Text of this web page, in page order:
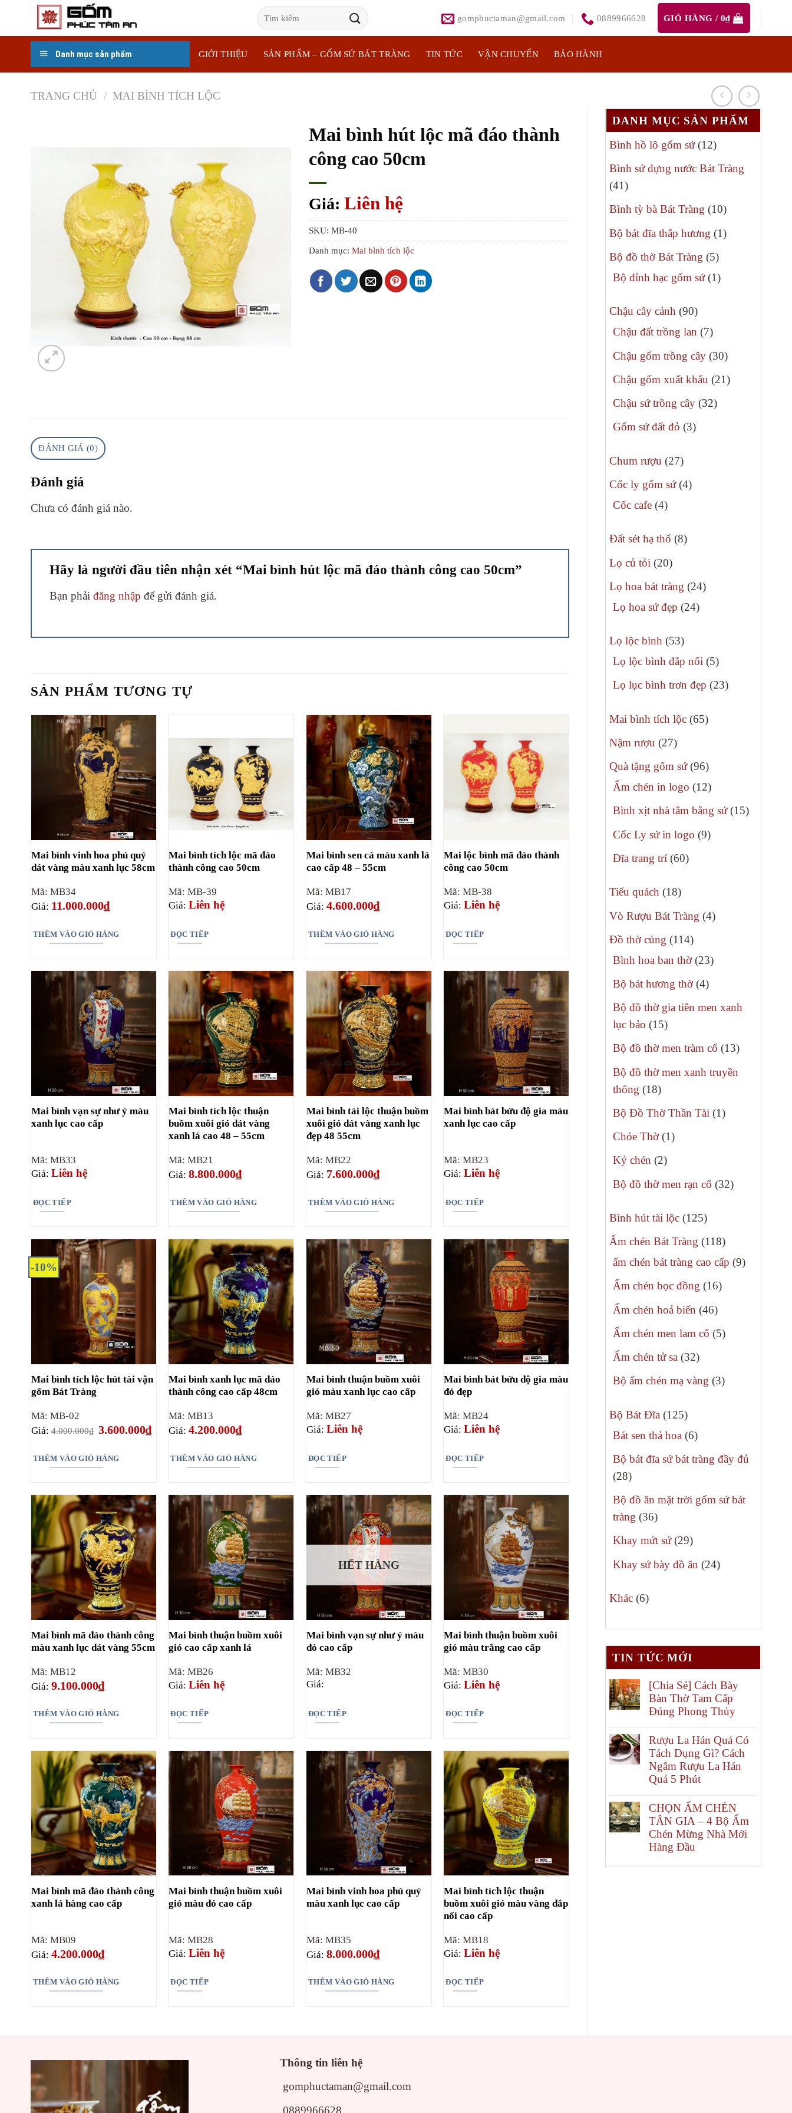
content
Tìm
kiếm:
gomphuctaman@gmail.com 0889966628 GIỎ HÀNG / 0₫
Danh mục sản phẩm GIỚI THIỆU SẢN PHẨM – GỐM SỨ BÁT TRÀNG TIN TỨC VẬN CHUYỂN BẢO HÀNH
TRANG CHỦ / MAI BÌNH TÍCH LỘC
DANH MỤC SẢN PHẨM
Bình hồ lô gốm sứ 1212
Bình sứ đựng nước Bát Tràng
4141
sản
phẩm
Bình tỳ bà Bát Tràng 1010
phẩm
Bộ bát đĩa thắp hương 11
Bộ đồ thờ Bát Tràng 55
sản
Bộ đỉnh hạc gốm sứ 11
Chậu cây cảnh 9090
sản
Chậu đất trồng lan 77
phẩm
Chậu gốm trồng cây 3030
phẩm
Chậu gốm xuất khẩu 2121
Chậu sứ trồng cây 3232
Gốm sứ đất đỏ 33
Chum rượu 2727
phẩm
Cốc ly gốm sứ 44
Cốc cafe 44
phẩm
Đất sét hạ thổ 88
Lọ củ tỏi 2020
phẩm
Lọ hoa bát tràng 2424
Lọ hoa sứ đẹp 2424
Lọ lộc bình 5353
sản
Lọ lộc bình đắp nổi 55
phẩm
Lọ lục bình trơn đẹp 2323
Mai bình tích lộc 6565
Nậm rượu 2727
phẩm
Quà tặng gốm sứ 9696
sản
Ấm chén in logo 1212
phẩm
Bình xịt nhà tắm bằng sứ 1515
Cốc Ly sứ in logo 99
Đĩa trang trí 6060
Tiểu quách 1818
phẩm
Vò Rượu Bát Tràng 44
Đồ thờ cúng 114114
sản
Bình hoa ban thờ 2323
Bộ bát hương thờ 44
Bộ đồ thờ gia tiên men xanh
lục bảo
1515
Bộ đồ thờ men tràm cổ 1313
Bộ đồ thờ men xanh truyền
thống
1818
Bộ Đồ Thờ Thần Tài 11
Chóe Thờ 11
Kỷ chén 22
Bộ đồ thờ men rạn cổ 3232
Bình hút tài lộc 125125
phẩm
Ấm chén Bát Tràng 118118
sản
ấm chén bát tràng cao cấp 99
Ấm chén bọc đồng 1616
Ấm chén hoả biến 4646
phẩm
Ấm chén men lam cổ 55
Ấm chén tử sa 3232
phẩm
Bộ ấm chén mạ vàng 33
Bộ Bát Đĩa 125125
sản
Bát sen thả hoa 66
phẩm
Bộ bát đĩa sứ bát tràng đầy đủ
2828
sản
Bộ đồ ăn mặt trời gốm sứ bát
tràng
3636
phẩm
Khay mứt sứ 2929
phẩm
Khay sứ bày đồ ăn 2424
Khác 66
phẩm
TIN TỨC MỚI
[Chia Sẻ] Cách Bày
Bàn Thờ Tam Cấp
Đúng Phong Thủy
Rượu La Hán Quả Có
Tách Dụng Gì? Cách
Ngâm Rượu La Hán
Quả 5 Phút
CHỌN ẤM CHÉN
TÂN GIA – 4 Bộ Ấm
Chén Mừng Nhà Mới
Hàng Đầu
Mai bình hút lộc mã đáo thành
công cao 50cm
Giá: Liên hệ
SKU: MB-40
Danh mục: Mai bình tích lộc
ĐÁNH GIÁ (0)
Đánh giá
Chưa có đánh giá nào.
Hãy là người đầu tiên nhận xét “Mai bình hút lộc mã đáo thành công cao 50cm”
Bạn phải đăng nhập để gửi đánh giá.
SẢN PHẨM TƯƠNG TỰ
Mai bình vinh hoa phú quý
dát vàng màu xanh lục 58cm
Mã: MB34
Giá: 11.000.000₫
THÊM VÀO GIỎ HÀNG
Mai bình tích lộc mã đáo
thành công cao 50cm
Mã: MB-39
Giá:Liên hệ
ĐỌC TIẾP
Mai bình sen cá màu xanh lá
cao cấp 48 – 55cm
Mã: MB17
Giá: 4.600.000₫
THÊM VÀO GIỎ HÀNG
Mai lộc bình mã đáo thành
công cao 50cm
Mã: MB-38
Giá:Liên hệ
ĐỌC TIẾP
Mai bình vạn sự như ý màu
xanh lục cao cấp
Mã: MB33
Giá: Liên hệ
ĐỌC TIẾP
Mai bình tích lộc thuận
buồm xuôi gió dát vàng
xanh lá cao 48 – 55cm
Mã: MB21
Giá:8.800.000₫
THÊM VÀO GIỎ HÀNG
Mai bình tài lộc thuận buồm
xuôi gió dát vàng xanh lục
đẹp 48 55cm
Mã: MB22
Giá: 7.600.000₫
THÊM VÀO GIỎ HÀNG
Mai bình bát bửu độ gia màu
xanh lục cao cấp
Mã: MB23
Giá:Liên hệ
ĐỌC TIẾP
-10%
Mai bình tích lộc hút tài vận
gốm Bát Tràng
Mã: MB-02
Giá:4.000.000₫ Giá
gốc
4.000.000₫.
3.600.000₫Giá
hiện
3.600.000₫.
THÊM VÀO GIỎ HÀNG
Mai bình xanh lục mã đáo
thành công cao cấp 48cm
Mã: MB13
Giá:4.200.000₫
THÊM VÀO GIỎ HÀNG
Mai bình thuận buồm xuôi
gió màu xanh lục cao cấp
Mã: MB27
Giá: Liên hệ
ĐỌC TIẾP
Mai bình bát bửu độ gia màu
đỏ đẹp
Mã: MB24
Giá:Liên hệ
ĐỌC TIẾP
Mai bình mã đáo thành công
màu xanh lục dát vàng 55cm
Mã: MB12
Giá: 9.100.000₫
THÊM VÀO GIỎ HÀNG
Mai bình thuận buồm xuôi
gió cao cấp xanh lá
Mã: MB26
Giá:Liên hệ
ĐỌC TIẾP
HẾT HÀNG
Mai bình vạn sự như ý màu
đỏ cao cấp
Mã: MB32
Giá:
ĐỌC TIẾP
Mai bình thuận buồm xuôi
gió màu trắng cao cấp
Mã: MB30
Giá:Liên hệ
ĐỌC TIẾP
Mai bình mã đáo thành công
xanh lá hàng cao cấp
Mã: MB09
Giá: 4.200.000₫
THÊM VÀO GIỎ HÀNG
Mai bình thuận buồm xuôi
gió màu đỏ cao cấp
Mã: MB28
Giá:Liên hệ
ĐỌC TIẾP
Mai bình vinh hoa phú quý
màu xanh lục cao cấp
Mã: MB35
Giá: 8.000.000₫
THÊM VÀO GIỎ HÀNG
Mai bình tích lộc thuận
buồm xuôi gió màu vàng đắp
nổi cao cấp
Mã: MB18
Giá:Liên hệ
ĐỌC TIẾP
Thông tin liên hệ
gomphuctaman@gmail.com
0889966628